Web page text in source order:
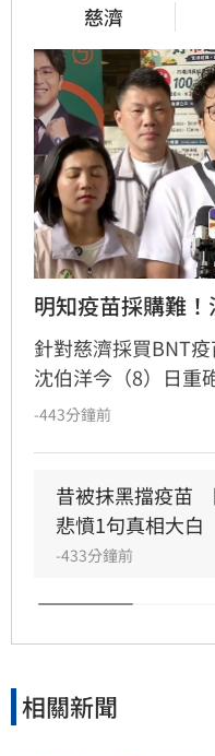
慈濟
明知疫苗採購難
針對慈濟採買BNT
沈伯洋今（8）日重
伯洋指出，蔣萬安
疫苗」。沈伯洋直
應針對刻意扭曲事
說明，而非以各種藉
-443分鐘前
昔被抹黑擋疫苗
悲憤1句真相大白
-433分鐘前
相關新聞